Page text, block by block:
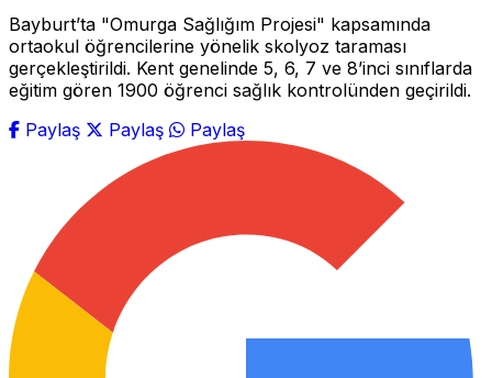
Bayburt’ta "Omurga Sağlığım Projesi" kapsamında
ortaokul öğrencilerine yönelik skolyoz taraması
gerçekleştirildi. Kent genelinde 5, 6, 7 ve 8’inci sınıflarda
eğitim gören 1900 öğrenci sağlık kontrolünden geçirildi.
Paylaş
Paylaş Paylaş